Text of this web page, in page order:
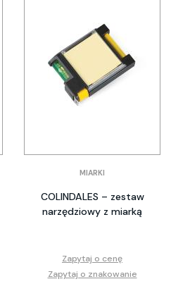
MIARKI
COLINDALES – zestaw
narzędziowy z miarką
Zapytaj o cenę
Zapytaj o znakowanie